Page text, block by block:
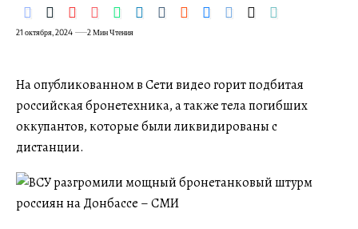
21 октября, 2024 2 Мин Чтения
На опубликованном в Сети видео горит подбитая
российская бронетехника, а также тела погибших
оккупантов, которые были ликвидированы с
дистанции.